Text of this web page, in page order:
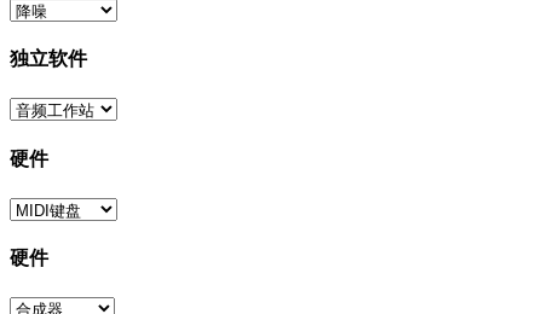
独立软件
硬件
硬件